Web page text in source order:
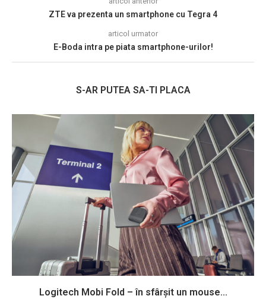
ZTE va prezenta un smartphone cu Tegra 4
articol urmator
E-Boda intra pe piata smartphone-urilor!
S-AR PUTEA SA-TI PLACA
Logitech Mobi Fold – în sfârșit un mouse...